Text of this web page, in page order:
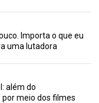
Importa o que eu
uma lutadora
além do
meio dos filmes